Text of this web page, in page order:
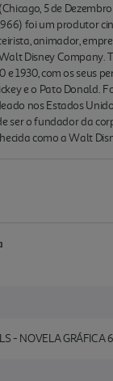
5 de
foi um produtor
animador,
Disney Company.
e 1930, com os seus
e o Pato Donald.
nos Estados
ser o fundador da
como a Walt
- NOVELA GRÁFICA